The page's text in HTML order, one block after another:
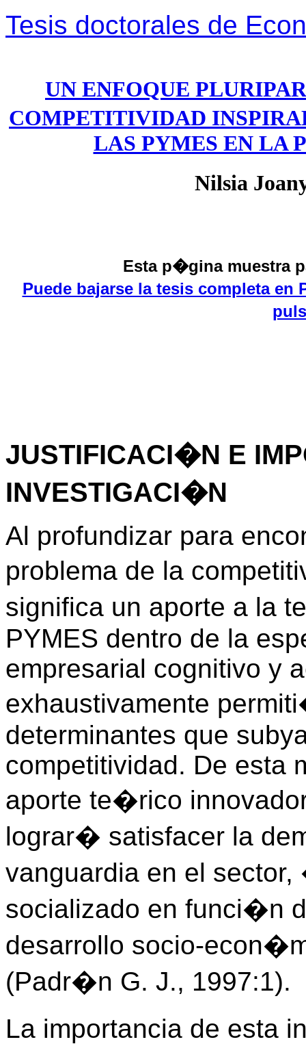
Tesis doctorales de
UN ENFOQUE
COMPETITIVIDAD
LAS PYMES EN LA
Nilsia
Esta p�gina muestra
Puede bajarse la tesis completa en
JUSTIFICACI�N E
INVESTIGACI�N
Al profundizar para
problema de la
significa un aporte a la
PYMES dentro de la
empresarial cognitivo y
exhaustivamente
determinantes que
competitividad. De esta
aporte te�rico
lograr� satisfacer la
vanguardia en el
socializado en funci�n
desarrollo socio-
(Padr�n G. J., 1997:1).
La importancia de esta